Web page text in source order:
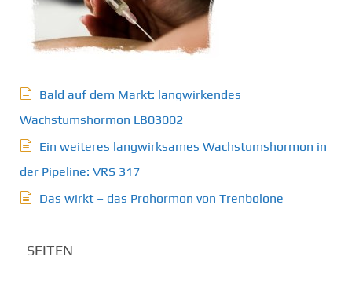
Bald auf dem Markt: langwirkendes
Wachstumshormon LB03002
Ein weiteres langwirksames Wachstumshormon in
der Pipeline: VRS 317
Das wirkt – das Prohormon von Trenbolone
SEITEN